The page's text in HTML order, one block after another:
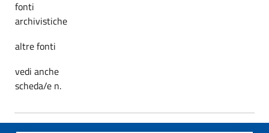
fonti
archivistiche
altre fonti
vedi anche
scheda/e n.